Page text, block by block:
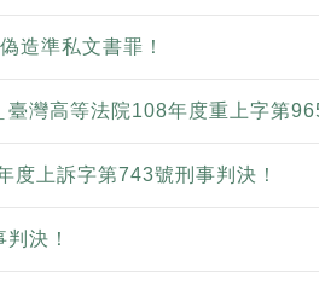
造準私文書罪！
灣高等法院108年度重上字第
度上訴字第743號刑事判決！
決！